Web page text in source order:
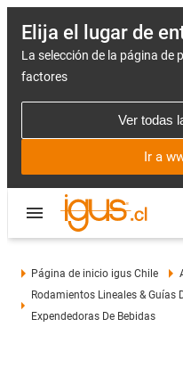
Elija el lugar de
La selección de la página de
factores
Ver todas
Ir a
Página de inicio igus Chile
Rodamientos Lineales & Guías
Expendedoras De Bebidas